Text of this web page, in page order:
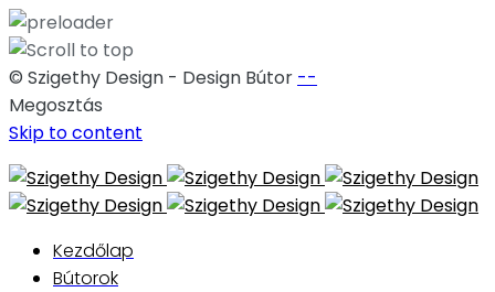
© Szigethy Design - Design Bútor --
Megosztás
Skip to content
Kezdőlap
Bútorok